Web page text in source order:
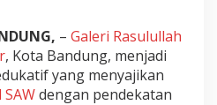
– Galeri Rasulullah
, Kota Bandung, menjadi
yang menyajikan
dengan pendekatan